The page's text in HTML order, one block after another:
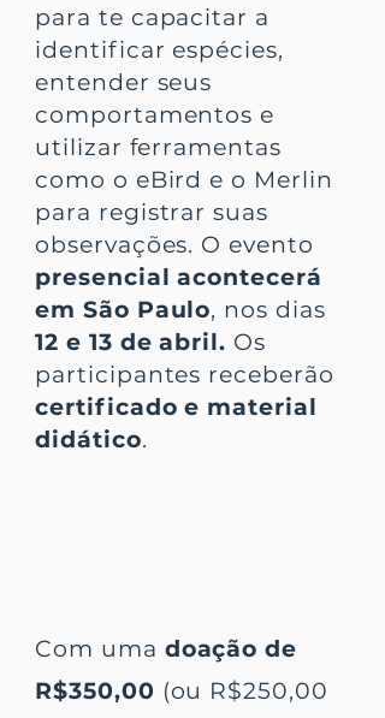
para te capacitar a
identificar espécies,
entender seus
comportamentos e
utilizar ferramentas
como o eBird e o Merlin
para registrar suas
observações. ​O evento
presencial acontecerá
em São Paulo, nos dias
12 e 13 de abril. Os
participantes receberão
certificado e material
didático.
Com uma doação de
R$350,00 (ou R$250,00